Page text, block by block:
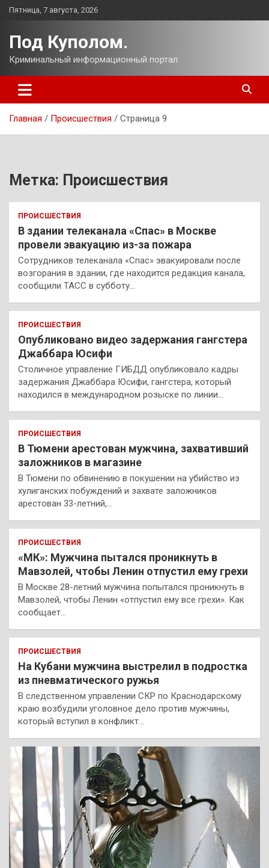
Перейти
Пятница, 7 августа, 2026
Под Куполом.
Криминальный информационный портал.
Главная Происшествия Страница 9
Метка: Происшествия
ПРОИСШЕСТВИЯ
В здании телеканала «Спас» в Москве
провели эвакуацию из-за пожара
Сотрудников телеканала «Спас» эвакуировали после
возгорания в здании, где находится редакция канала,
сообщили ТАСС в субботу…
ПРОИСШЕСТВИЯ
Опубликовано видео задержания гангстера
Джаббара Юсифи
Столичное управление ГИБДД опубликовало кадры
задержания Джаббара Юсифи, гангстера, который
находился в международном розыске по линии…
ПРОИСШЕСТВИЯ
В Тюмени арестован мужчина, захвативший
заложников в магазине
В Тюмени по обвинению в покушении на убийство из
хулиганских побуждений и захвате заложников
арестован 33-летний,…
ПРОИСШЕСТВИЯ
«МК»: Мужчина пытался проникнуть в
Мавзолей, чтобы Ленин отпустил ему грехи
В Москве 28-летний мужчина попытался проникнуть в
Мавзолей, чтобы Ленин «отпустил ему все грехи». Как
сообщает…
ПРОИСШЕСТВИЯ
На Кубани мужчина выстрелил в подростка
из пневматического ружья
В следственном управлении СКР по Краснодарскому
краю возбудили уголовное дело против мужчины,
который вступил в конфликт…